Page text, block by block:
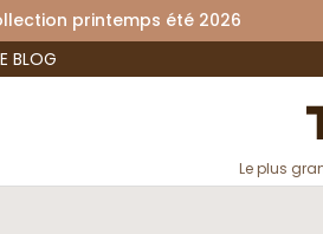
printemps été
BLOG
Le plus